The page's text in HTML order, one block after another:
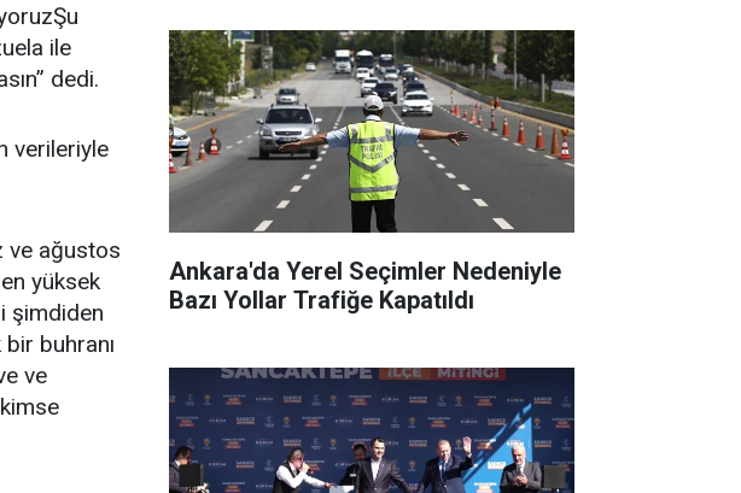
ile
dedi.
verileriyle
ve ağustos
yüksek
şimdiden
buhranı
ve
Ankara'da Yerel Seçimler Nedeniyle
Bazı Yollar Trafiğe Kapatıldı